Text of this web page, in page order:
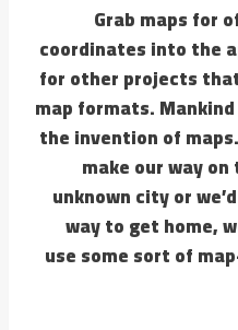
Grab maps for
coordinates into the
for other projects
map formats.
the invention of
make our way
unknown city or
way to get home,
use some sort of